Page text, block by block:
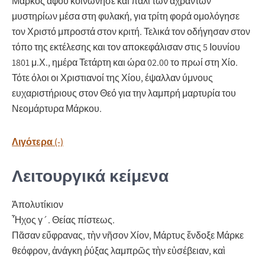
μυστηρίων μέσα στη φυλακή, για τρίτη φορά ομολόγησε
τον Χριστό μπροστά στον κριτή. Τελικά τον οδήγησαν στον
τόπο της εκτέλεσης και τον αποκεφάλισαν στις 5 Ιουνίου
1801 μ.Χ., ημέρα Τετάρτη και ώρα 02.00 το πρωί στη Χίο.
Τότε όλοι οι Χριστιανοί της Χίου, έψαλλαν ύμνους
ευχαριστήριους στον Θεό για την λαμπρή μαρτυρία του
Νεομάρτυρα Μάρκου.
Λιγότερα (-)
Λειτουργικά κείμενα
Ἀπολυτίκιον
Ἦχος γ´. Θείας πίστεως.
Πᾶσαν εὔφρανας, τὴν νῆσον Χίον, Μάρτυς ἔνδοξε Μάρκε
θεόφρον, ἀνάγκη ῥύξας λαμπρῶς τὴν εὐσέβειαν, καὶ